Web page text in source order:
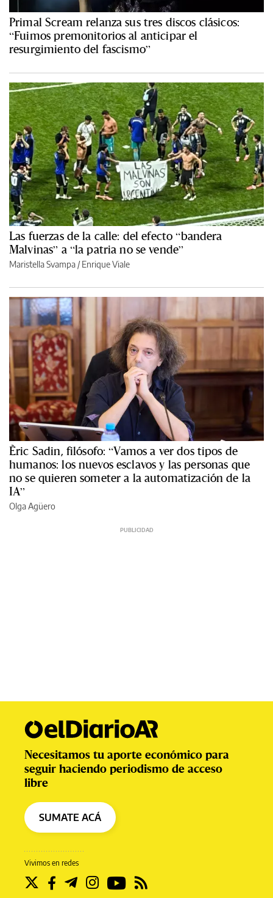
Primal Scream relanza sus tres discos clásicos:
“Fuimos premonitorios al anticipar el
resurgimiento del fascismo”
Las fuerzas de la calle: del efecto “bandera
Malvinas” a “la patria no se vende”
Maristella Svampa/Enrique Viale
Èric Sadin, filósofo: “Vamos a ver dos tipos de
humanos: los nuevos esclavos y las personas que
no se quieren someter a la automatización de la
IA”
Olga Agüero
Vivimos en redes
Necesitamos tu aporte económico para
seguir haciendo periodismo de acceso
libre
SUMATE ACÁ